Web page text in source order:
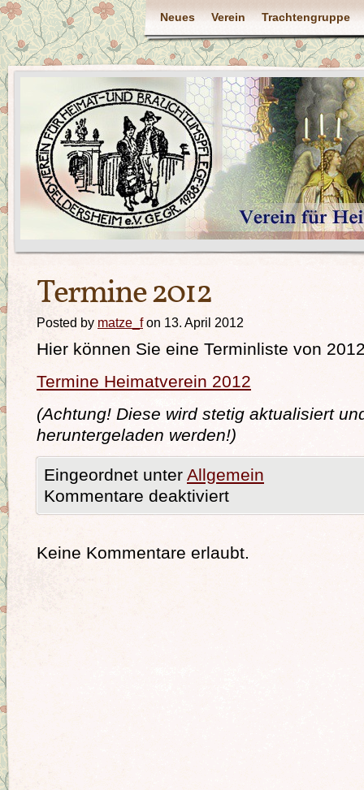
Neues Verein Trachtengruppe
Termine 2012
Posted by matze_fon 13. April 2012
Hier können Sie eine Terminliste von
Termine Heimatverein 2012
(Achtung! Diese wird stetig aktualisiert
heruntergeladen werden!)
Eingeordnet unter Allgemein
Kommentare deaktiviert
Keine Kommentare erlaubt.